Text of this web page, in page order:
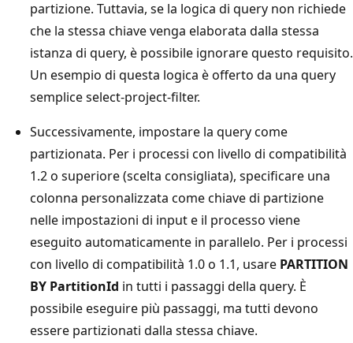
partizione. Tuttavia, se la logica di query non richiede
che la stessa chiave venga elaborata dalla stessa
istanza di query, è possibile ignorare questo requisito.
Un esempio di questa logica è offerto da una query
semplice select-project-filter.
Successivamente, impostare la query come
partizionata. Per i processi con livello di compatibilità
1.2 o superiore (scelta consigliata), specificare una
colonna personalizzata come chiave di partizione
nelle impostazioni di input e il processo viene
eseguito automaticamente in parallelo. Per i processi
con livello di compatibilità 1.0 o 1.1, usare PARTITION
BY PartitionId in tutti i passaggi della query. È
possibile eseguire più passaggi, ma tutti devono
essere partizionati dalla stessa chiave.